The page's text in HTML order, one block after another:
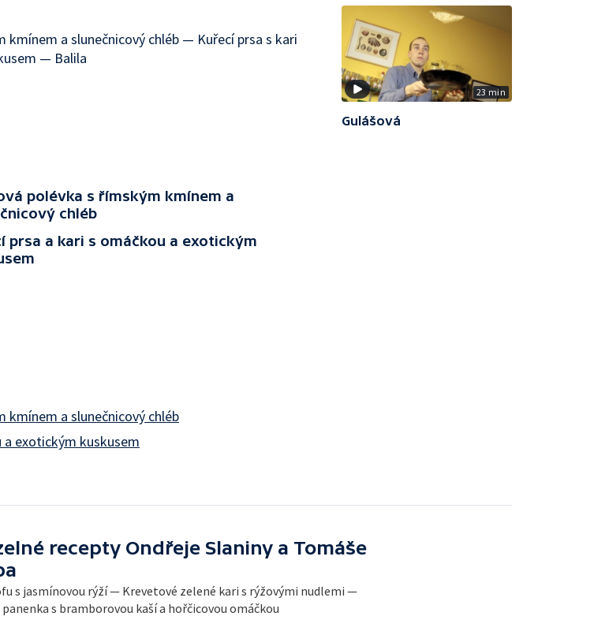
kmínem a slunečnicový chléb — Kuřecí prsa s kari
— Balila
polévka s římským kmínem a
chléb
prsa a kari s omáčkou a exotickým
kmínem a slunečnicový chléb
a exotickým kuskusem
23 min
Gulášová
recepty Ondřeje Slaniny a Tomáše
s jasmínovou rýží — Krevetové zelené kari s rýžovými nudlemi —
panenka s bramborovou kaší a hořčicovou omáčkou